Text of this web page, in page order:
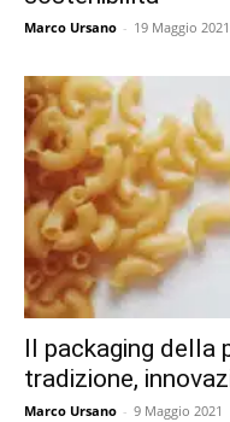
Marco Ursano - 19 Maggio 2021
Il packaging
tradizione,
Marco Ursano - 9 Maggio 2021